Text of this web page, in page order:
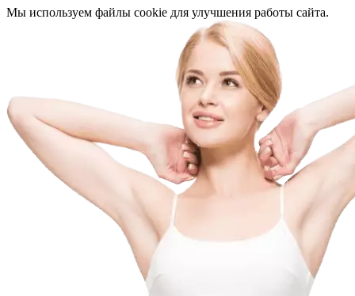
Мы используем файлы cookie для улучшения работы сайта.